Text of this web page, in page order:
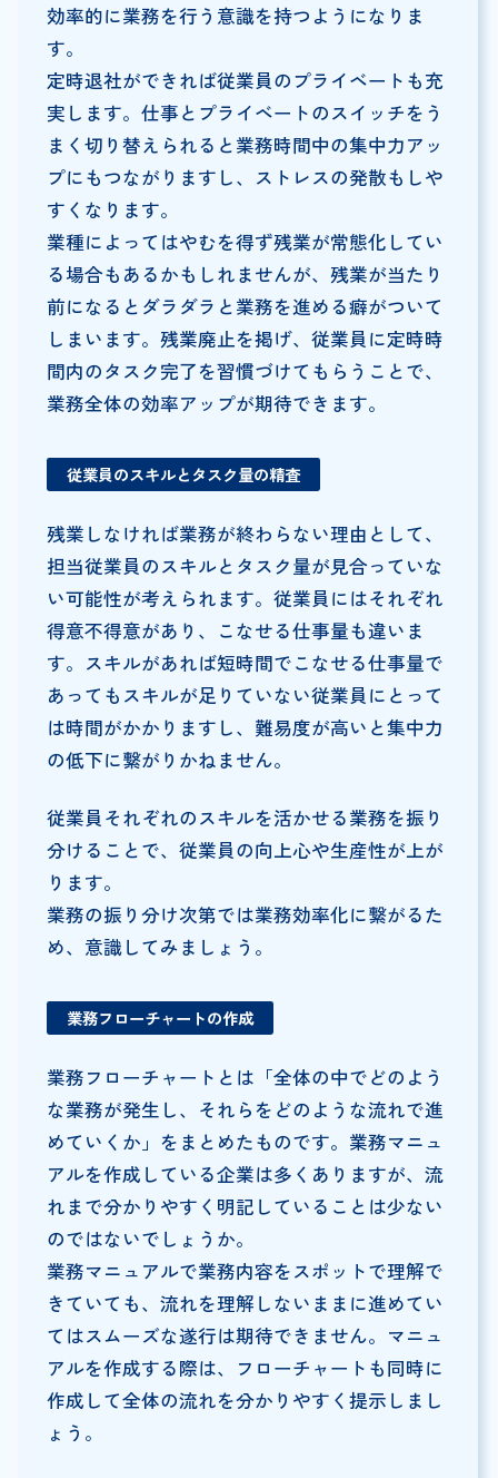
効率的に業務を行う意識を持つようになりま
す。
定時退社ができれば従業員のプライベートも充
実します。仕事とプライベートのスイッチをう
まく切り替えられると業務時間中の集中力アッ
プにもつながりますし、ストレスの発散もしや
すくなります。
業種によってはやむを得ず残業が常態化してい
る場合もあるかもしれませんが、残業が当たり
前になるとダラダラと業務を進める癖がついて
しまいます。残業廃止を掲げ、従業員に定時時
間内のタスク完了を習慣づけてもらうことで、
業務全体の効率アップが期待できます。
従業員のスキルとタスク量の精査
残業しなければ業務が終わらない理由として、
担当従業員のスキルとタスク量が見合っていな
い可能性が考えられます。従業員にはそれぞれ
得意不得意があり、こなせる仕事量も違いま
す。スキルがあれば短時間でこなせる仕事量で
あってもスキルが足りていない従業員にとって
は時間がかかりますし、難易度が高いと集中力
の低下に繋がりかねません。
従業員それぞれのスキルを活かせる業務を振り
分けることで、従業員の向上心や生産性が上が
ります。
業務の振り分け次第では業務効率化に繋がるた
め、意識してみましょう。
業務フローチャートの作成
業務フローチャートとは「全体の中でどのよう
な業務が発生し、それらをどのような流れで進
めていくか」をまとめたものです。業務マニュ
アルを作成している企業は多くありますが、流
れまで分かりやすく明記していることは少ない
のではないでしょうか。
業務マニュアルで業務内容をスポットで理解で
きていても、流れを理解しないままに進めてい
てはスムーズな遂行は期待できません。マニュ
アルを作成する際は、フローチャートも同時に
作成して全体の流れを分かりやすく提示しまし
ょう。